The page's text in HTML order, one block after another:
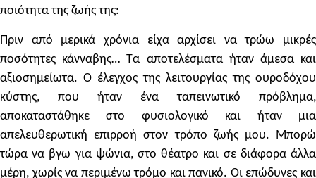
ποιότητα της ζωής της:
Πριν από μερικά χρόνια είχα αρχίσει να τρώω μικρές
ποσότητες κάνναβης… Τα αποτελέσματα ήταν άμεσα και
αξιοσημείωτα. Ο έλεγχος της λειτουργίας της ουροδόχου
κύστης, που ήταν ένα ταπεινωτικό πρόβλημα,
αποκαταστάθηκε στο φυσιολογικό και ήταν μια
απελευθερωτική επιρροή στον τρόπο ζωής μου. Μπορώ
τώρα να βγω για ψώνια, στο θέατρο και σε διάφορα άλλα
μέρη, χωρίς να περιμένω τρόμο και πανικό. Οι επώδυνες και